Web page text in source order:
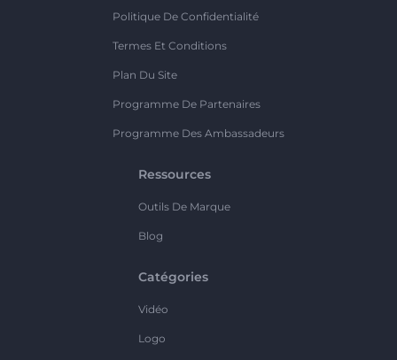
Politique De Confidentialité
Termes Et Conditions
Plan Du Site
Programme De Partenaires
Programme Des Ambassadeurs
Ressources
Outils De Marque
Blog
Catégories
Vidéo
Logo